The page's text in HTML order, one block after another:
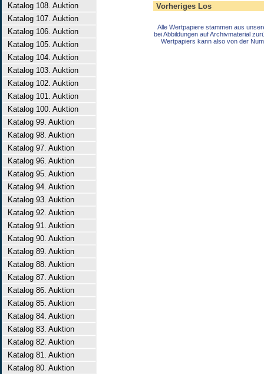
Katalog 108. Auktion
Katalog 107. Auktion
Katalog 106. Auktion
Katalog 105. Auktion
Katalog 104. Auktion
Katalog 103. Auktion
Katalog 102. Auktion
Katalog 101. Auktion
Katalog 100. Auktion
Katalog 99. Auktion
Katalog 98. Auktion
Katalog 97. Auktion
Katalog 96. Auktion
Katalog 95. Auktion
Katalog 94. Auktion
Katalog 93. Auktion
Katalog 92. Auktion
Katalog 91. Auktion
Katalog 90. Auktion
Katalog 89. Auktion
Katalog 88. Auktion
Katalog 87. Auktion
Katalog 86. Auktion
Katalog 85. Auktion
Katalog 84. Auktion
Katalog 83. Auktion
Katalog 82. Auktion
Katalog 81. Auktion
Katalog 80. Auktion
Vorheriges Los
Alle Wertpapiere stammen aus
bei Abbildungen auf Archivmaterial
Wertpapiers kann also von der